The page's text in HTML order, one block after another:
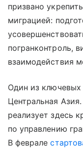
призвано
миграцией:
погранконтроль,
взаимодействия
Один из
Центральная
реализует здесь
по управлению
В феврале